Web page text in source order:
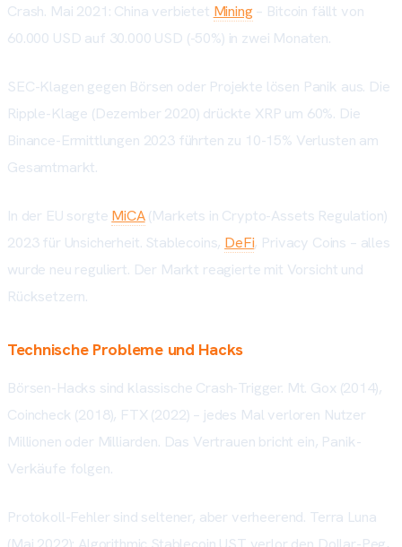
Crash. Mai 2021: China verbietet Mining– Bitcoin fällt von
60.000 USD auf 30.000 USD (-50%) in zwei Monaten.
SEC-Klagen gegen Börsen oder Projekte lösen Panik aus. Die
Ripple-Klage (Dezember 2020) drückte XRP um 60%. Die
Binance-Ermittlungen 2023 führten zu 10-15% Verlusten am
Gesamtmarkt.
In der EU sorgte MiCA(Markets in Crypto-Assets Regulation)
2023 für Unsicherheit. Stablecoins, DeFi, Privacy Coins – alles
wurde neu reguliert. Der Markt reagierte mit Vorsicht und
Rücksetzern.
Technische Probleme und Hacks
Börsen-Hacks sind klassische Crash-Trigger. Mt. Gox (2014),
Coincheck (2018), FTX (2022) – jedes Mal verloren Nutzer
Millionen oder Milliarden. Das Vertrauen bricht ein, Panik-
Verkäufe folgen.
Protokoll-Fehler sind seltener, aber verheerend. Terra Luna